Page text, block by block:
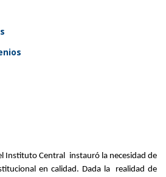
Instituto Central instauró la necesidad de
en calidad. Dada la realidad de